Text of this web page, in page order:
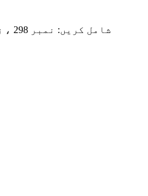
شامل کریں: نمبر 298 ، ژیزہو روڈ ، ہوکسی اسٹریٹ ، چانگکسنگ کاؤنٹی ، ہوزہو سٹی ، صوبہ جیانگ ، چین۔